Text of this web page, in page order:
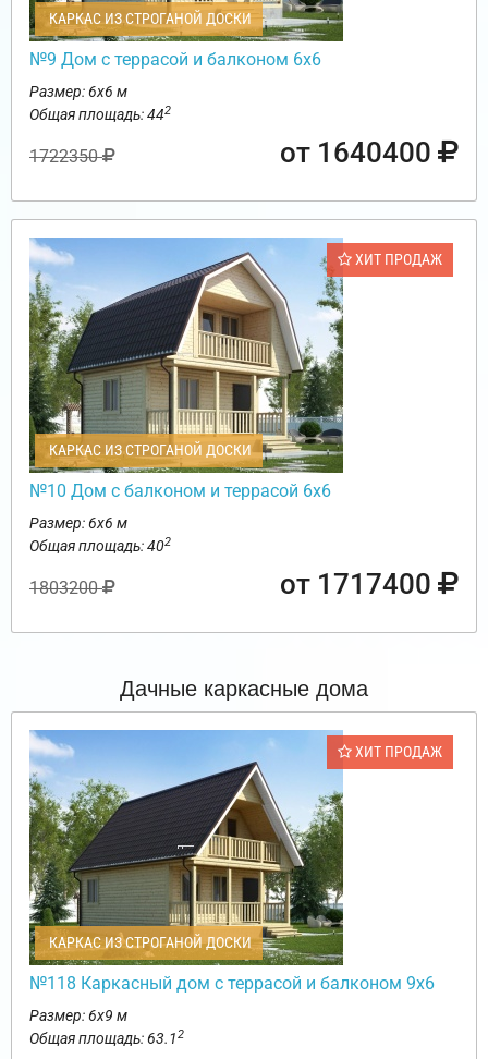
КАРКАС ИЗ СТРОГАНОЙ ДОСКИ
№9 Дом с террасой и балконом 6х6
Размер: 6х6 м
Общая площадь: 442
1722350 от 1640400
ХИТ ПРОДАЖ
КАРКАС ИЗ СТРОГАНОЙ ДОСКИ
№10 Дом с балконом и террасой 6х6
Размер: 6х6 м
Общая площадь: 402
1803200 от 1717400
Дачные каркасные дома
ХИТ ПРОДАЖ
КАРКАС ИЗ СТРОГАНОЙ ДОСКИ
№118 Каркасный дом с террасой и балконом 9х6
Размер: 6х9 м
Общая площадь: 63.12